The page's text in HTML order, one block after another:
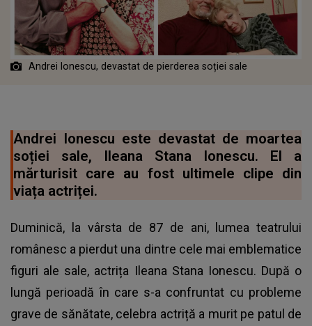
Andrei Ionescu, devastat de pierderea soției sale
Andrei Ionescu este devastat de moartea
soției sale, Ileana Stana Ionescu. El a
mărturisit care au fost ultimele clipe din
viața actriței.
Duminică, la vârsta de 87 de ani, lumea teatrului
românesc a pierdut una dintre cele mai emblematice
figuri ale sale, actrița Ileana Stana Ionescu. După o
lungă perioadă în care s-a confruntat cu probleme
grave de sănătate, celebra actriță a murit pe patul de